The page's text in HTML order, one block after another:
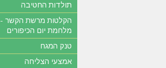
תולדות החטיבה
הקלטות מרשת הקשר -
מלחמת יום הכיפורים
טנק המגח
אמצעי הצליחה